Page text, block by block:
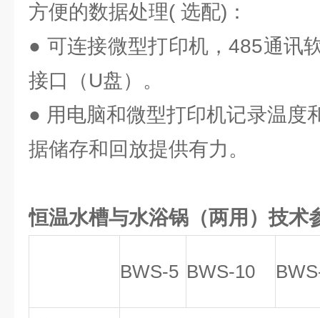
方便的数据处理( 选配)：
● 可连接微型打印机，485通讯
接口（U盘）。
● 用电脑和微型打印机记录温度
据储存和回放提供有力。
恒温水槽与水浴锅（两用）技术
BWS-5 BWS-10